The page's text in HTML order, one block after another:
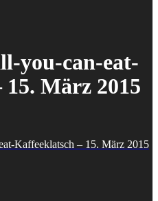
you-can-eat-
März 2015
Kaffeeklatsch – 15. März 2015